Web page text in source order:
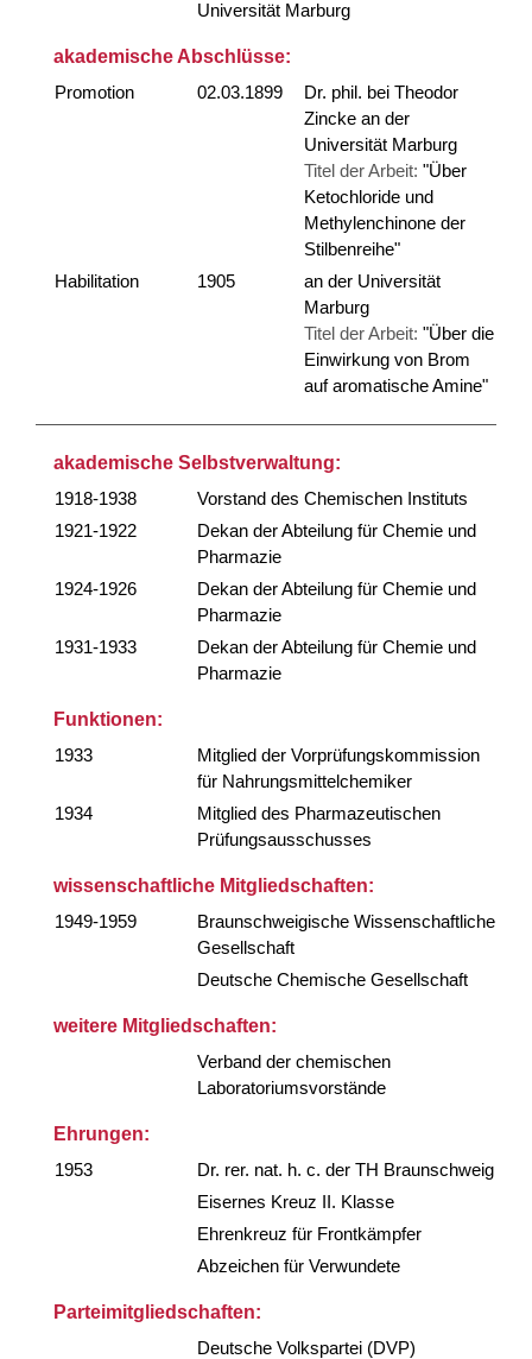
Universität Marburg
akademische Abschlüsse:
Promotion
02.03.1899
Dr. phil. bei Theodor
Zincke an der
Universität Marburg
Titel der Arbeit: "Über
Ketochloride und
Methylenchinone der
Stilbenreihe"
Habilitation
1905
an der Universität
Marburg
Titel der Arbeit: "Über die
Einwirkung von Brom
auf aromatische Amine"
akademische Selbstverwaltung:
1918-1938
Vorstand des Chemischen Instituts
1921-1922
Dekan der Abteilung für Chemie und
Pharmazie
1924-1926
Dekan der Abteilung für Chemie und
Pharmazie
1931-1933
Dekan der Abteilung für Chemie und
Pharmazie
Funktionen:
1933
Mitglied der Vorprüfungskommission
für Nahrungsmittelchemiker
1934
Mitglied des Pharmazeutischen
Prüfungsausschusses
wissenschaftliche Mitgliedschaften:
1949-1959
Braunschweigische Wissenschaftliche
Gesellschaft
Deutsche Chemische Gesellschaft
weitere Mitgliedschaften:
Verband der chemischen
Laboratoriumsvorstände
Ehrungen:
1953
Dr. rer. nat. h. c. der TH Braunschweig
Eisernes Kreuz II. Klasse
Ehrenkreuz für Frontkämpfer
Abzeichen für Verwundete
Parteimitgliedschaften:
Deutsche Volkspartei (DVP)